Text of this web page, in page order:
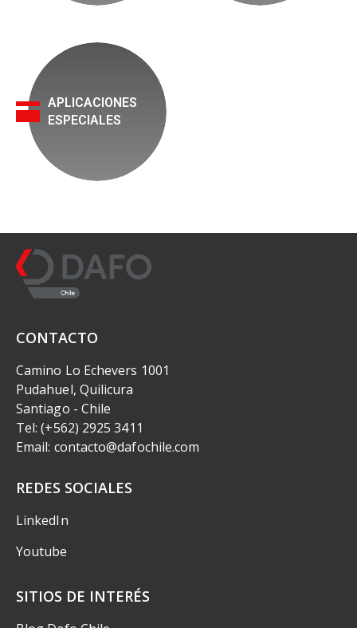
APLICACIONES
ESPECIALES
CONTACTO
Camino Lo Echevers 1001
Pudahuel, Quilicura
Santiago - Chile
Tel: (+562) 2925 3411
Email: contacto@dafochile.com
REDES SOCIALES
LinkedIn
Youtube
SITIOS DE INTERÉS